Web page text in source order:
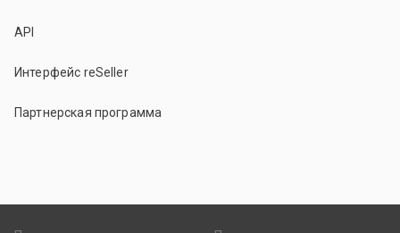
API
Интерфейс reSeller
Партнерская программа